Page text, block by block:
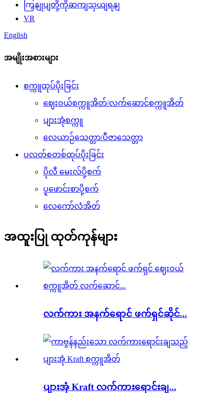
ကြှနျုပျတို့ကိုဆကျသှယျရနျ
VR
English
အမျိုးအစားများ
စက္ကူထုပ်ပိုးခြင်း
ဈေးဝယ်စက္ကူအိတ်/လက်ဆောင်စက္ကူအိတ်
ပျားအုံစက္ကူ
လေယာဉ်သေတ္တာ/ပီဇာသေတ္တာ
ပလတ်စတစ်ထုပ်ပိုးခြင်း
ပိုလီ မေးလ်ပို့စက်
ပူဖောင်းစာပို့စက်
လေကော်လံအိတ်
အထူးပြု ထုတ်ကုန်များ
လက်ကား အနက်ရောင် ဖက်ရှင်ဆိုင်...
ပျားအုံ Kraft လက်ကားရောင်းချ...